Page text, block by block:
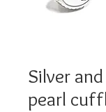
Silver
pearl